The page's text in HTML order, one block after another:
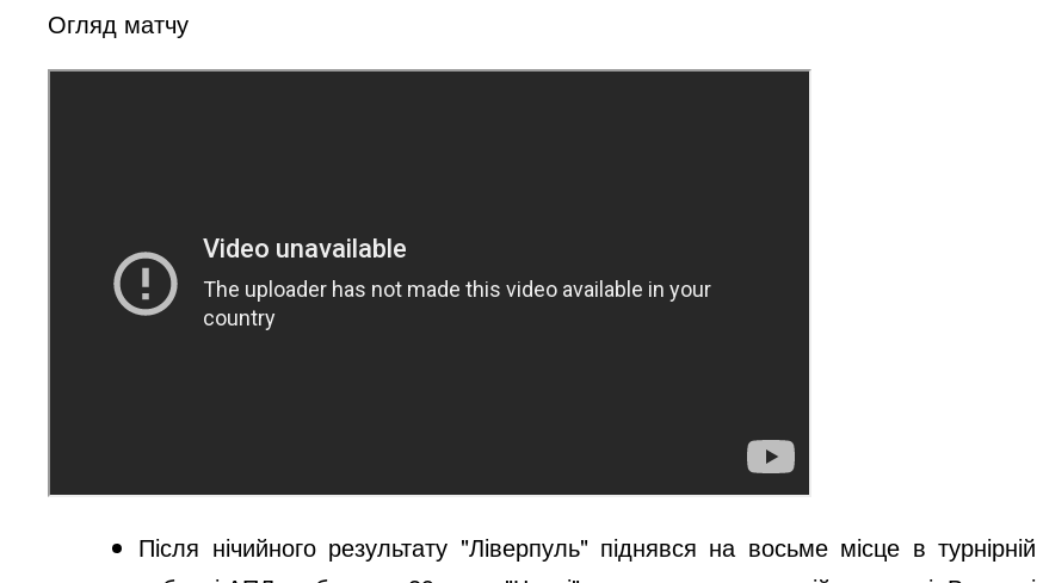
Огляд матчу
Після нічийного результату "Ліверпуль" піднявся на восьме місце в турнірній